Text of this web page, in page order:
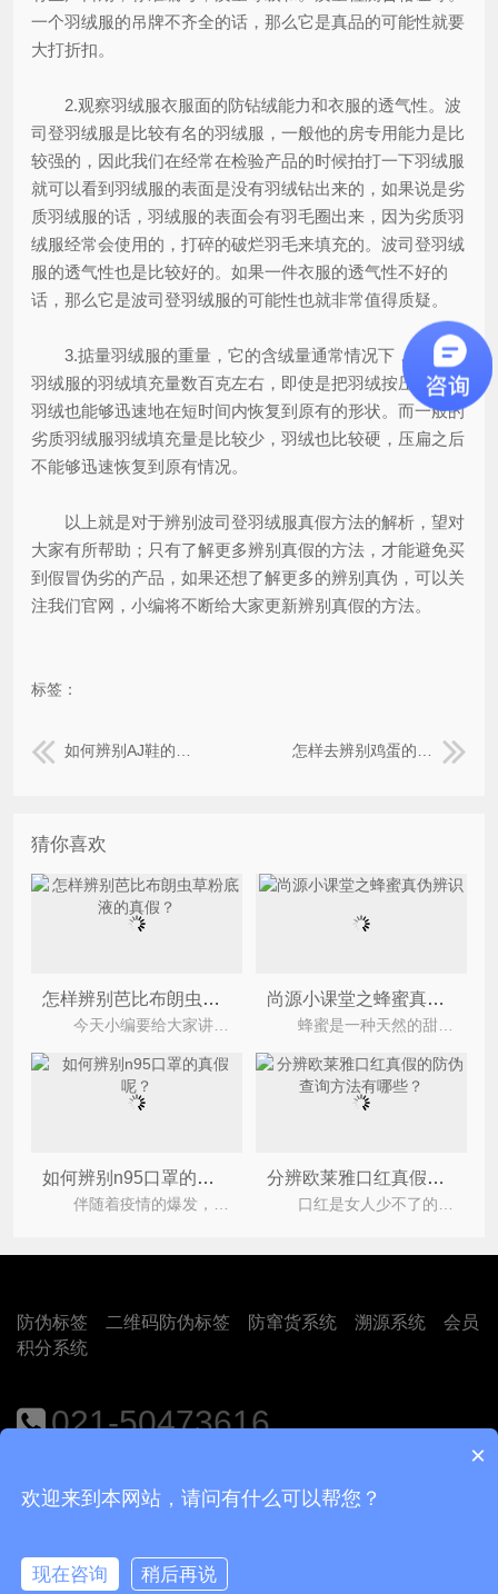
一个羽绒服的吊牌不齐全的话，那么它是真品的可能性就要
大打折扣。
2.观察羽绒服衣服面的防钻绒能力和衣服的透气性。波
司登羽绒服是比较有名的羽绒服，一般他的房专用能力是比
较强的，因此我们在经常在检验产品的时候拍打一下羽绒服
就可以看到羽绒服的表面是没有羽绒钻出来的，如果说是劣
质羽绒服的话，羽绒服的表面会有羽毛圈出来，因为劣质羽
绒服经常会使用的，打碎的破烂羽毛来填充的。波司登羽绒
服的透气性也是比较好的。如果一件衣服的透气性不好的
话，那么它是波司登羽绒服的可能性也就非常值得质疑。
3.掂量羽绒服的重量，它的含绒量通常情况下，波司登
羽绒服的羽绒填充量数百克左右，即使是把羽绒按压之后，
羽绒也能够迅速地在短时间内恢复到原有的形状。而一般的
劣质羽绒服羽绒填充量是比较少，羽绒也比较硬，压扁之后
不能够迅速恢复到原有情况。
以上就是对于辨别波司登羽绒服真假方法的解析，望对
大家有所帮助；只有了解更多辨别真假的方法，才能避免买
到假冒伪劣的产品，如果还想了解更多的辨别真伪，可以关
注我们官网，小编将不断给大家更新辨别真假的方法。
标签：
如何辨别AJ鞋的真假？ 怎样去辨别鸡蛋的真假？
猜你喜欢
怎样辨别芭比布朗虫草粉底液的真假？ 尚源小课堂之蜂蜜真伪辨识
如何辨别n95口罩的真假呢？ 分辨欧莱雅口红真假的防伪查询方法有哪些？
防伪标签 二维码防伪标签 防窜货系统 溯源系统
会员
积分系统
021-50473616
×
欢迎来到本网站，请问有什么可以帮您？
现在咨询 稍后再说